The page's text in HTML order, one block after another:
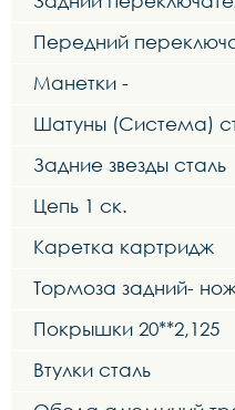
Передний
Манетки -
Шатуны (Система)
Задние звезды сталь
Цепь 1 ск.
Каретка картридж
Тормоза задний-
Покрышки 20**2,125
Втулки сталь